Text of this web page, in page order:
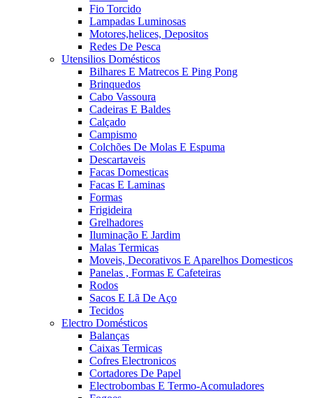
Fio Torcido
Lampadas Luminosas
Motores,helices, Depositos
Redes De Pesca
Utensilios Domésticos
Bilhares E Matrecos E Ping Pong
Brinquedos
Cabo Vassoura
Cadeiras E Baldes
Calçado
Campismo
Colchões De Molas E Espuma
Descartaveis
Facas Domesticas
Facas E Laminas
Formas
Frigideira
Grelhadores
Iluminação E Jardim
Malas Termicas
Moveis, Decorativos E Aparelhos Domesticos
Panelas , Formas E Cafeteiras
Rodos
Sacos E Lã De Aço
Tecidos
Electro Domésticos
Balanças
Caixas Termicas
Cofres Electronicos
Cortadores De Papel
Electrobombas E Termo-Acomuladores